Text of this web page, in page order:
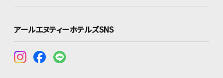
アールエヌティーホテルズSNS